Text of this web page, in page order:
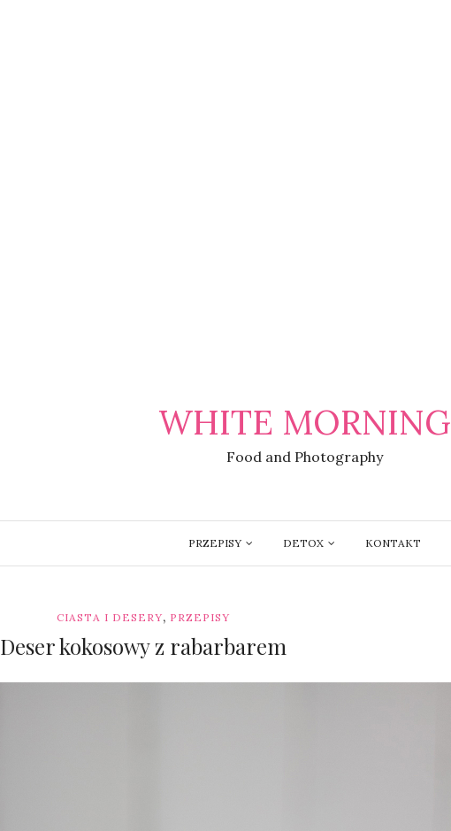
WHITE MORNING
Food and Photography
PRZEPISY DETOX KONTAKT
CIASTA I DESERY, PRZEPISY
Deser kokosowy z rabarbarem